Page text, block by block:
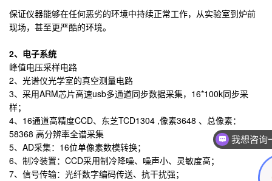
保证仪器能够在任何恶劣的环境中持续正常工作，从实验室到炉前
现场，甚至更严酷的环境。
2、电子系统
峰值电压采样电路
2、光谱仪光学室的真空测量电路
3、采用ARM芯片高速usb多通道同步数据采集，16*100k同步采
样；
4、16通道高精度CCD、东芝TCD1304 ,像素3648 、总像素：
58368 高分辨率全谱采集
5、AD采集：16位单像素数模转换；
6、制冷装置：CCD采用制冷降噪、噪声小、灵敏度高；
7、信号传输：光纤数字编码传送、抗干扰强；
我想咨询
我想咨询一个